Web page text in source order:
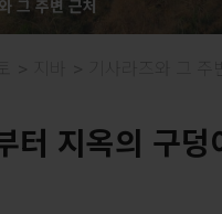
그 주변 근처
터 지옥의 구덩